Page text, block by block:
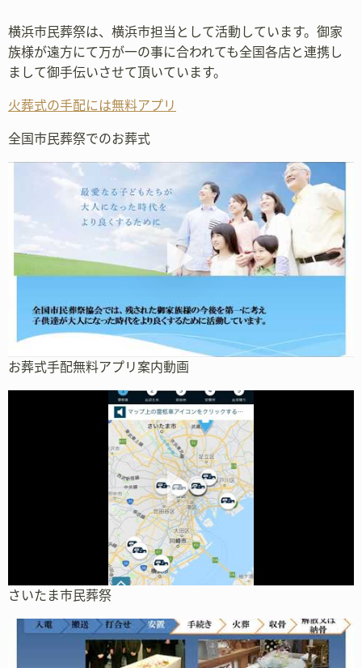
横浜市民葬祭は、横浜市担当として活動しています。御家
族様が遠方にて万が一の事に合われても全国各店と連携し
まして御手伝いさせて頂いています。
火葬式の手配には無料アプリ
全国市民葬祭でのお葬式
お葬式手配無料アプリ案内動画
さいたま市民葬祭